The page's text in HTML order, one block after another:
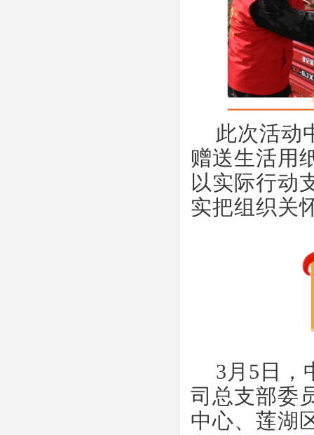
此次活动
赠送生活用
以实际行动
实把组织关
3月5日，
司总支部委
中心、莲湖